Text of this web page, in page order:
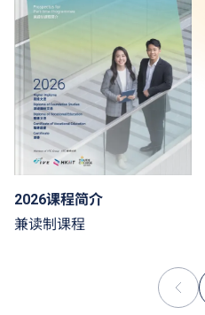
2026课程简介
兼读制课程